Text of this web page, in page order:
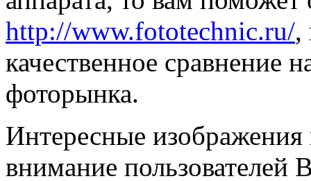
http://www.fototechnic.ru/,
качественное сравнение
фоторынка.
Интересные
внимание пользователей